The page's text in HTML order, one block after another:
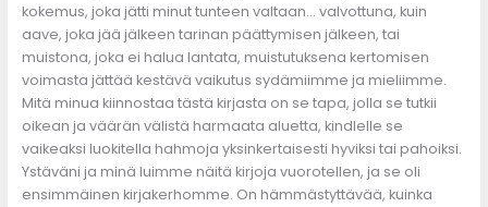
kokemus, joka jätti minut tunteen valtaan… valvottuna, kuin
aave, joka jää jälkeen tarinan päättymisen jälkeen, tai
muistona, joka ei halua lantata, muistutuksena kertomisen
voimasta jättää kestävä vaikutus sydämiimme ja mieliimme.
Mitä minua kiinnostaa tästä kirjasta on se tapa, jolla se tutkii
oikean ja väärän välistä harmaata aluetta, kindlelle se
vaikeaksi luokitella hahmoja yksinkertaisesti hyviksi tai pahoiksi.
Ystäväni ja minä luimme näitä kirjoja vuorotellen, ja se oli
ensimmäinen kirjakerhomme. On hämmästyttävää, kuinka